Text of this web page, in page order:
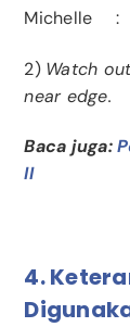
Michelle :
2) Watch
near edge.
Baca juga:
II
4.